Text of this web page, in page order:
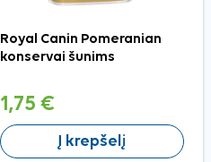
Royal Canin Pomeranian
konservai šunims
1,75 €
Į krepšelį